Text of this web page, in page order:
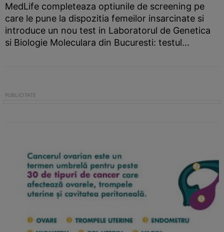
MedLife completeaza optiunile de screening pe
care le pune la dispozitia femeilor insarcinate si
introduce un nou test in Laboratorul de Genetica
si Biologie Moleculara din Bucuresti: testul...